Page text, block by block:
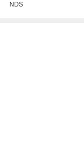
NDS